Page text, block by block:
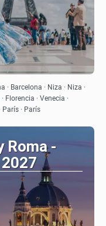
· Barcelona · Niza · Niza ·
Florencia · Venecia ·
París · París
Roma -